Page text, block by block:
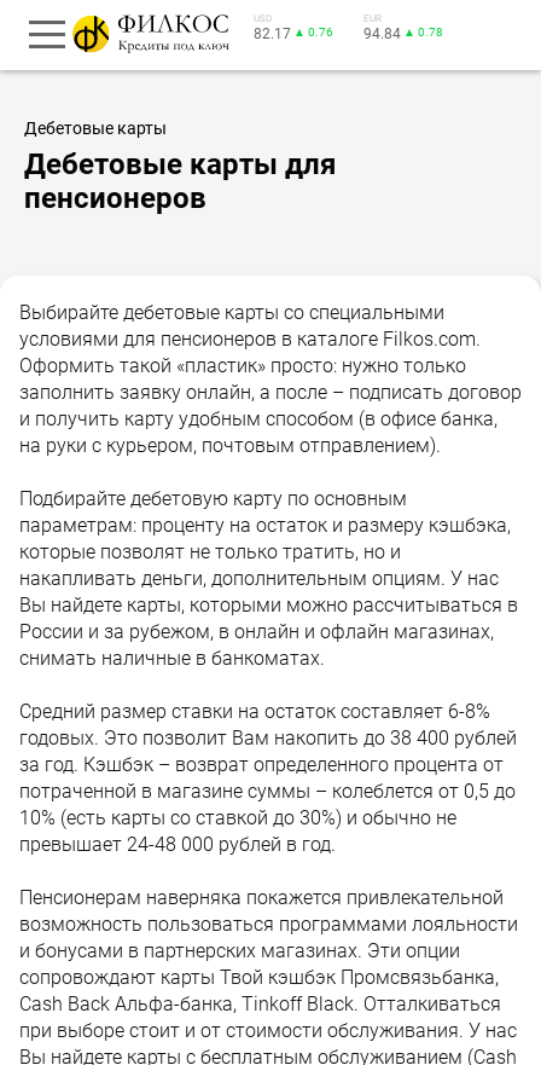
USD
82.17 ▲ 0.76
EUR
94.84 ▲ 0.78
Дебетовые карты
Дебетовые карты для
пенсионеров
Выбирайте дебетовые карты со специальными
условиями для пенсионеров в каталоге Filkos.com.
Оформить такой «пластик» просто: нужно только
заполнить заявку онлайн, а после – подписать договор
и получить карту удобным способом (в офисе банка,
на руки с курьером, почтовым отправлением).
Подбирайте дебетовую карту по основным
параметрам: проценту на остаток и размеру кэшбэка,
которые позволят не только тратить, но и
накапливать деньги, дополнительным опциям. У нас
Вы найдете карты, которыми можно рассчитываться в
России и за рубежом, в онлайн и офлайн магазинах,
снимать наличные в банкоматах.
Средний размер ставки на остаток составляет 6-8%
годовых. Это позволит Вам накопить до 38 400 рублей
за год. Кэшбэк – возврат определенного процента от
потраченной в магазине суммы – колеблется от 0,5 до
10% (есть карты со ставкой до 30%) и обычно не
превышает 24-48 000 рублей в год.
Пенсионерам наверняка покажется привлекательной
возможность пользоваться программами лояльности
и бонусами в партнерских магазинах. Эти опции
сопровождают карты Твой кэшбэк Промсвязьбанка,
Cash Back Альфа-банка, Tinkoff Black. Отталкиваться
при выборе стоит и от стоимости обслуживания. У нас
Вы найдете карты с бесплатным обслуживанием (Cash